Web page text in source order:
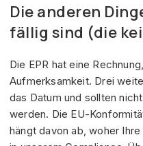
Die anderen
fällig sind (die
Die EPR hat eine
Aufmerksamkeit. Drei
das Datum und sollten
werden. Die EU-
hängt davon ab, woher